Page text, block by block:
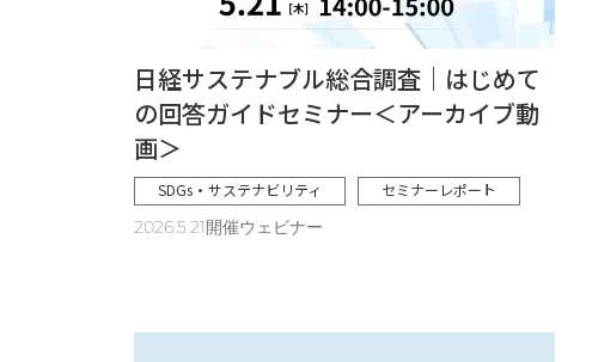
日経サステナブル総合調査｜はじめて
の回答ガイドセミナー＜アーカイブ動
画＞
SDGs・サステナビリティ セミナーレポート
2026.5.21開催ウェビナー